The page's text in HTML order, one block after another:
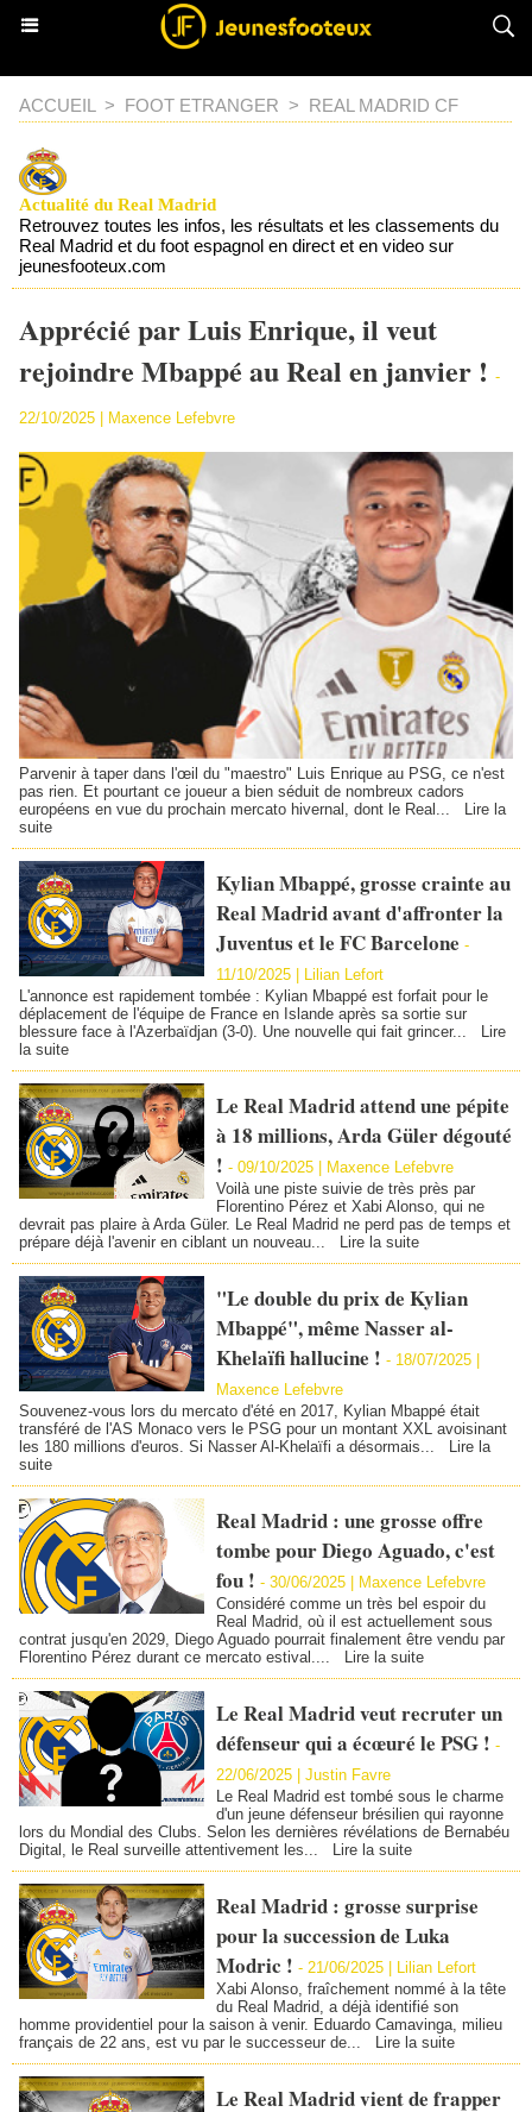
ACCUEIL > FOOT ETRANGER > REAL MADRID CF
Actualité du Real Madrid
Retrouvez toutes les infos, les résultats et les classements du
Real Madrid et du foot espagnol en direct et en video sur
jeunesfooteux.com
Apprécié par Luis Enrique, il veut
rejoindre Mbappé au Real en janvier ! -
22/10/2025 | Maxence Lefebvre
Parvenir à taper dans l'œil du "maestro" Luis Enrique au PSG, ce n'est
pas rien. Et pourtant ce joueur a bien séduit de nombreux cadors
européens en vue du prochain mercato hivernal, dont le Real...
Lire la
suite
Kylian Mbappé, grosse crainte au
Real Madrid avant d'affronter la
Juventus et le FC Barcelone -
11/10/2025 |
Lilian Lefort
L'annonce est rapidement tombée : Kylian Mbappé est forfait pour le
déplacement de l'équipe de France en Islande après sa sortie sur
blessure face à l'Azerbaïdjan (3-0). Une nouvelle qui fait grincer...
Lire
la suite
Le Real Madrid attend une pépite
à 18 millions, Arda Güler dégouté
! - 09/10/2025 | Maxence Lefebvre
Voilà une piste suivie de très près par
Florentino Pérez et Xabi Alonso, qui ne
devrait pas plaire à Arda Güler. Le Real Madrid ne perd pas de temps et
prépare déjà l'avenir en ciblant un nouveau...
Lire la suite
"Le double du prix de Kylian
Mbappé", même Nasser al-
Khelaïfi hallucine ! - 18/07/2025 |
Maxence Lefebvre
Souvenez-vous lors du mercato d'été en 2017, Kylian Mbappé était
transféré de l'AS Monaco vers le PSG pour un montant XXL avoisinant
les 180 millions d'euros. Si Nasser Al-Khelaïfi a désormais...
Lire la
suite
Real Madrid : une grosse offre
tombe pour Diego Aguado, c'est
fou ! - 30/06/2025 | Maxence Lefebvre
Considéré comme un très bel espoir du
Real Madrid, où il est actuellement sous
contrat jusqu'en 2029, Diego Aguado pourrait finalement être vendu par
Florentino Pérez durant ce mercato estival....
Lire la suite
Le Real Madrid veut recruter un
défenseur qui a écœuré le PSG ! -
22/06/2025 |Justin Favre
Le Real Madrid est tombé sous le charme
d'un jeune défenseur brésilien qui rayonne
lors du Mondial des Clubs. Selon les dernières révélations de Bernabéu
Digital, le Real surveille attentivement les...
Lire la suite
Real Madrid : grosse surprise
pour la succession de Luka
Modric ! - 21/06/2025 |
Lilian Lefort
Xabi Alonso, fraîchement nommé à la tête
du Real Madrid, a déjà identifié son
homme providentiel pour la saison à venir. Eduardo Camavinga, milieu
français de 22 ans, est vu par le successeur de...
Lire la suite
Le Real Madrid vient de frapper